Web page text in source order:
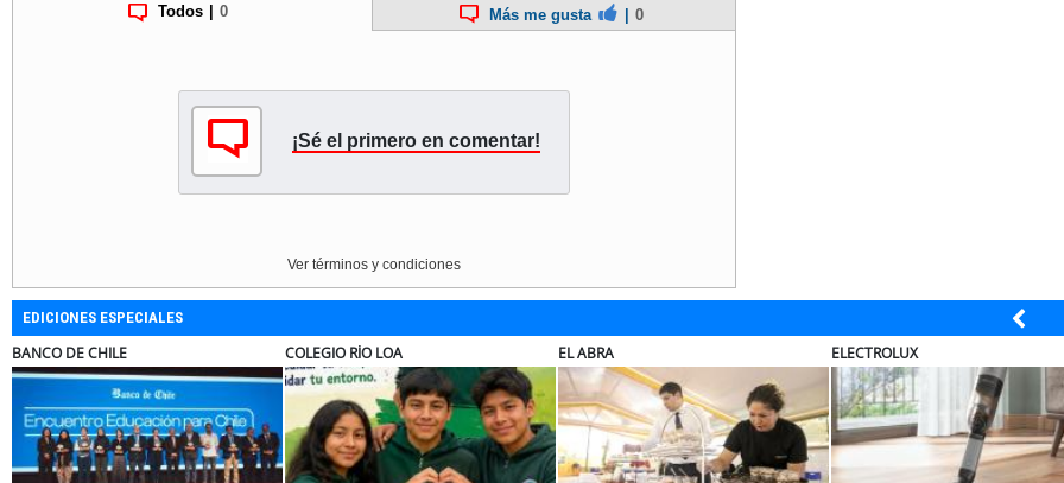
Todos | 0 Más me gusta | 0
¡Sé el primero en comentar!
Ver términos y condiciones
EDICIONES ESPECIALES